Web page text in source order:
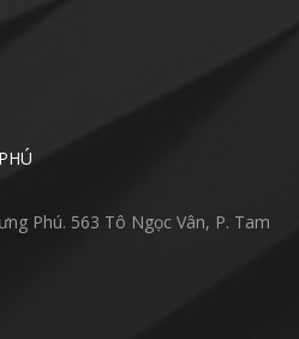
Phú. 563 Tô Ngọc Vân, P. Tam